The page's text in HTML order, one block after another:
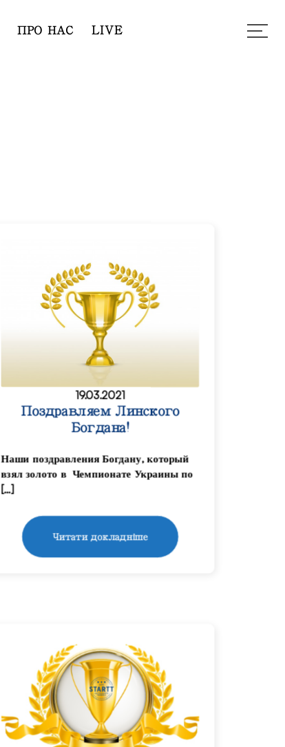
ПРО НАС LIVE
19.03.2021
Поздравляем Линского
Богдана!
Наши поздравления Богдану, который
взял золото в Чемпионате Украины по
[…]
Читати докладніше